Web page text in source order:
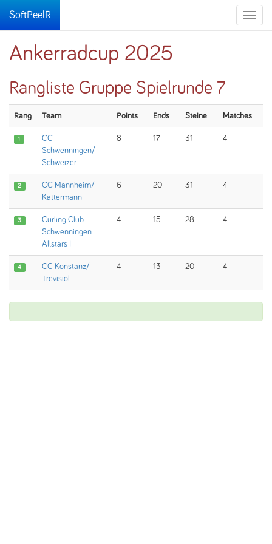
Toggle
SoftPeelR
Ankerradcup 2025
Rangliste Gruppe Spielrunde 7
Rang Team Points Ends Steine Matches
1
CC
Schwenningen/
Schweizer
8 17 31 4
2
CC Mannheim/
Kattermann
6 20 31 4
3
Curling Club
Schwenningen
Allstars I
4 15 28 4
4
CC Konstanz/
Trevisiol
4 13 20 4